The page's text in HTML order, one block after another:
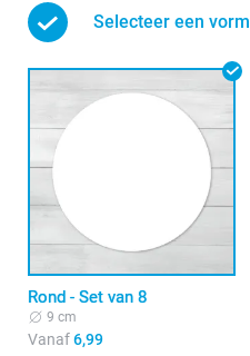
Selecteer een vorm
Rond - Set van 8
9 cm
Vanaf6,99